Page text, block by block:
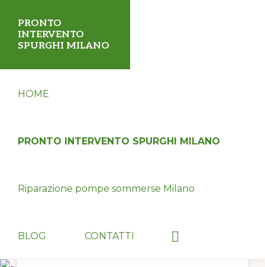
alla
navigazione
primaria
contenuto
principale
PRONTO
INTERVENTO
SPURGHI MILANO
Servizio
fognature,
pozzi
HOME
PRONTO INTERVENTO SPURGHI MILANO
Riparazione pompe sommerse Milano
BLOG CONTATTI
Show
Search